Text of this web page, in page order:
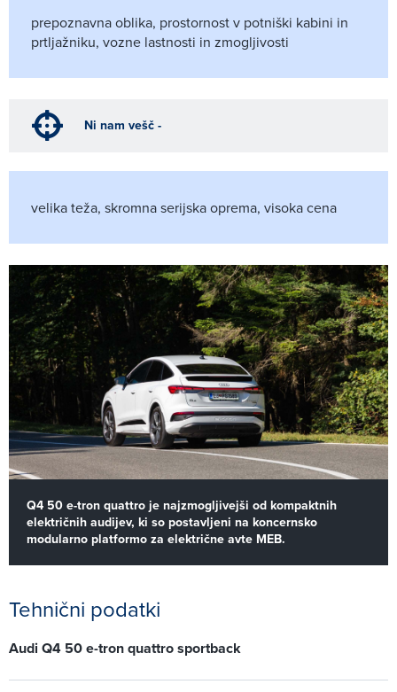
prepoznavna oblika, prostornost v potniški kabini in
prtljažniku, vozne lastnosti in zmogljivosti
Ni nam vešč -
velika teža, skromna serijska oprema, visoka cena
Q4 50 e-tron quattro je najzmogljivejši od kompaktnih
električnih audijev, ki so postavljeni na koncernsko
modularno platformo za električne avte MEB.
Tehnični podatki
Audi Q4 50 e-tron quattro sportback